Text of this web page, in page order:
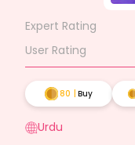
Expert Rating
User Rating
80 Buy
Urdu